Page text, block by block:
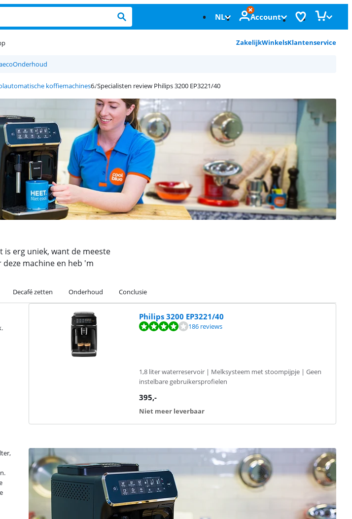
NL Account
ZakelijkWinkelsKlantenservice
Onderhoud
koffiemachines Specialisten review Philips 3200 EP3221/40
is erg uniek, want de meeste
machine en heb 'm
Decafé zetten Onderhoud Conclusie
Philips 3200 EP3221/40
186 reviews
1,8 liter waterreservoir | Melksysteem met stoompijpje | Geen
instelbare gebruikersprofielen
395,-
Niet meer leverbaar